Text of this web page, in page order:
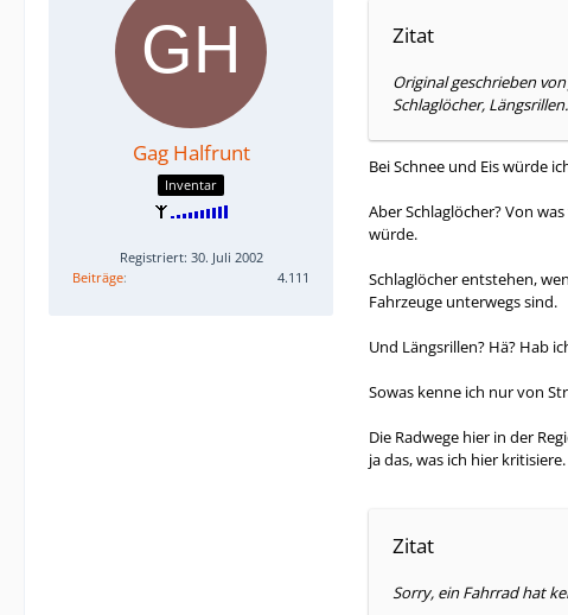
Gag Halfrunt
Inventar
Registriert: 30. Juli 2002
Beiträge
4.111
Zitat
Original geschrieben von
Schlaglöcher,
Bei Schnee und Eis würde
Aber Schlaglöcher? Von
würde.
Schlaglöcher entstehen,
Fahrzeuge unterwegs sind.
Und Längsrillen? Hä? Hab
Sowas kenne ich nur von
Die Radwege hier in der
ja das, was ich hier kritisiere.
Zitat
Sorry, ein Fahrrad hat